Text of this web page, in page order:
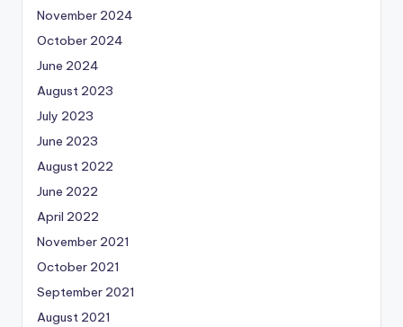
November 2024
October 2024
June 2024
August 2023
July 2023
June 2023
August 2022
June 2022
April 2022
November 2021
October 2021
September 2021
August 2021